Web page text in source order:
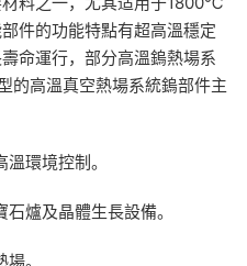
件的功能特點有超高溫穩定
命運行，部分高溫鎢熱場系
高溫真空熱場系統鎢部件主
環境控制。
爐及晶體生長設備。
。